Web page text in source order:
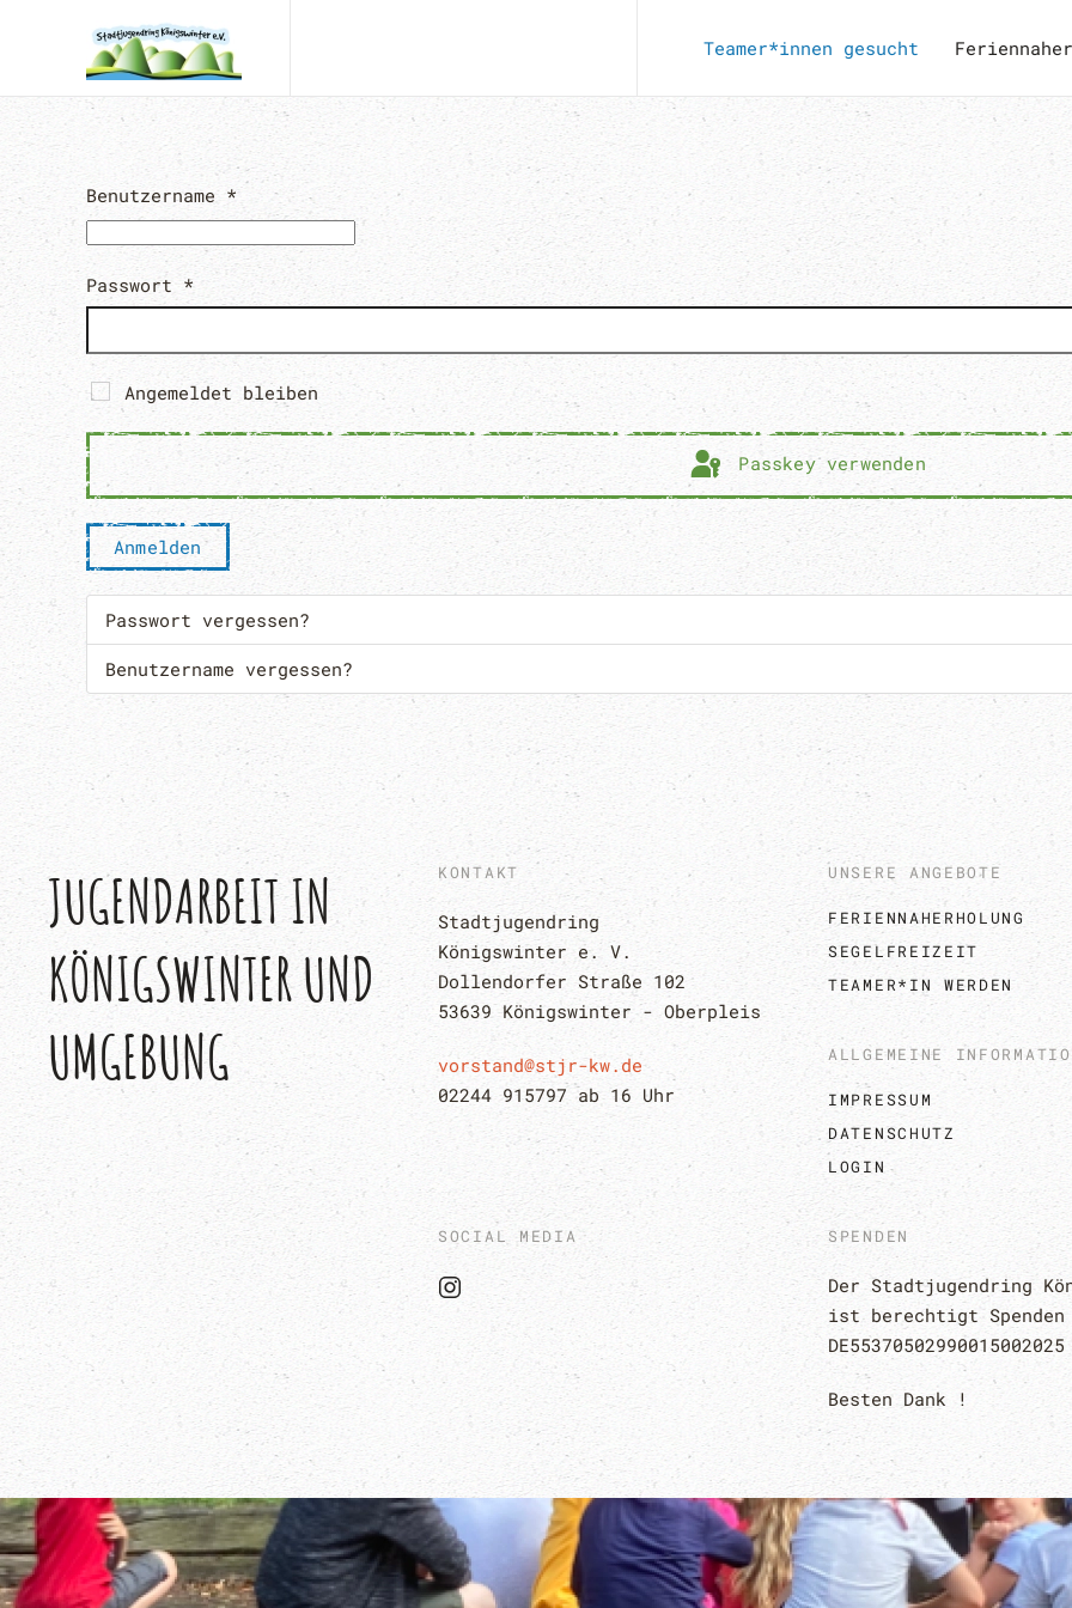
Zum Hauptinhalt springen Teamer*innen gesucht
Benutzername *
Passwort *
Angemeldet bleiben
Passkey verwenden
Anmelden
Passwort vergessen?
Benutzername vergessen?
JUGENDARBEIT IN
KÖNIGSWINTER UND
UMGEBUNG
KONTAKT
Stadtjugendring
Königswinter e. V.
Dollendorfer Straße 102
53639 Königswinter - Oberpleis
vorstand@stjr-kw.de
02244 915797 ab 16 Uhr
UNSERE ANGEBOTE
FERIENNAHERHOLUNG
SEGELFREIZEIT
TEAMER*IN WERDEN
ALLGEMEINE
IMPRESSUM
DATENSCHUTZ
LOGIN
SOCIAL MEDIA SPENDEN
Der Stadtjugendring
ist berechtigt Spenden
Besten Dank !